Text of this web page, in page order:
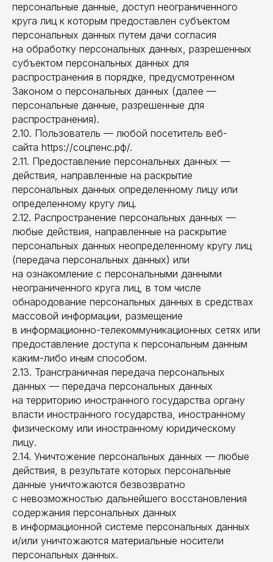
персональные данные, доступ неограниченного
круга лиц к которым предоставлен субъектом
персональных данных путем дачи согласия
на обработку персональных данных, разрешенных
субъектом персональных данных для
распространения в порядке, предусмотренном
Законом о персональных данных (далее —
персональные данные, разрешенные для
распространения).
2.10. Пользователь — любой посетитель веб-
сайта https://соцпенс.рф/.
2.11. Предоставление персональных данных —
действия, направленные на раскрытие
персональных данных определенному лицу или
определенному кругу лиц.
2.12. Распространение персональных данных —
любые действия, направленные на раскрытие
персональных данных неопределенному кругу лиц
(передача персональных данных) или
на ознакомление с персональными данными
неограниченного круга лиц, в том числе
обнародование персональных данных в средствах
массовой информации, размещение
в информационно-телекоммуникационных сетях или
предоставление доступа к персональным данным
каким-либо иным способом.
2.13. Трансграничная передача персональных
данных — передача персональных данных
на территорию иностранного государства органу
власти иностранного государства, иностранному
физическому или иностранному юридическому
лицу.
2.14. Уничтожение персональных данных — любые
действия, в результате которых персональные
данные уничтожаются безвозвратно
с невозможностью дальнейшего восстановления
содержания персональных данных
в информационной системе персональных данных
и/или уничтожаются материальные носители
персональных данных.